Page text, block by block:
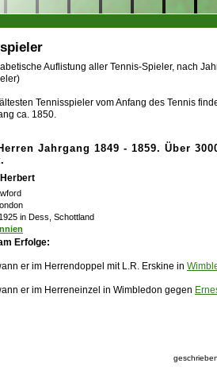
Auflistung aller Tennis-Spieler, nach
Tennisspieler vom Anfang des Tennis
ca. 1850.
Jahrgang 1849 - 1859. Über
in Dess, Schottland
Erfolge:
er im Herrendoppel mit L.R. Erskine in
er im Herreneinzel in Wimbledon gegen